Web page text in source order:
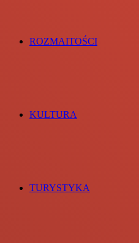
ROZMAITOŚCI
KULTURA
TURYSTYKA